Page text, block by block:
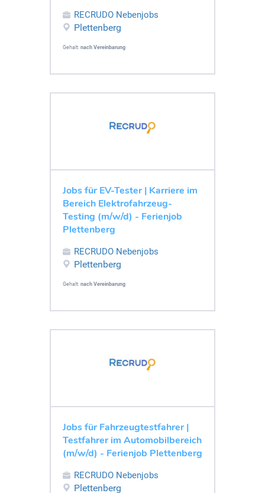
RECRUDO Nebenjobs
Plettenberg
Gehalt: nach Vereinbarung
Jobs für EV-Tester | Karriere im
Bereich Elektrofahrzeug-
Testing (m/w/d) - Ferienjob
Plettenberg
RECRUDO Nebenjobs
Plettenberg
Gehalt: nach Vereinbarung
Jobs für Fahrzeugtestfahrer |
Testfahrer im Automobilbereich
(m/w/d) - Ferienjob Plettenberg
RECRUDO Nebenjobs
Plettenberg